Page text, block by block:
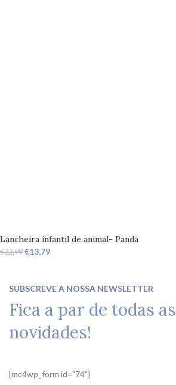
Lancheira infantil de animal- Panda
€22,99 €13,79
SUBSCREVE A NOSSA NEWSLETTER
Fica a par de todas as
novidades!
[mc4wp_form id="74"]